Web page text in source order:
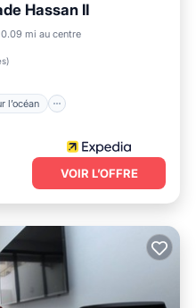
Hassan II
0.09 mi au centre
)
l’océan
Vue sur l’océan
VOIR L’OFFRE